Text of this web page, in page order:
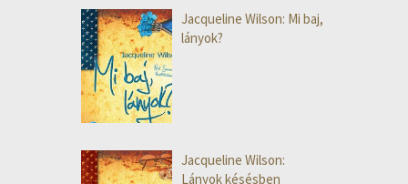
Jacqueline Wilson: Mi baj,
lányok?
Jacqueline Wilson:
Lányok késésben